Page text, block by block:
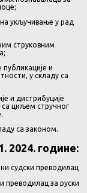
укључивање у рад
струковним
и
у складу са
и дистрибуције
са циљем стручног
са законом.
2024. године:
судски преводилац
преводилац за руски